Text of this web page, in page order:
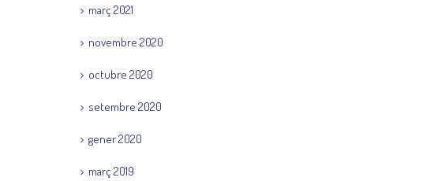
març 2021
novembre 2020
octubre 2020
setembre 2020
gener 2020
març 2019